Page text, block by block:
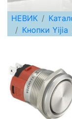
НЕВИК
Кнопки Yijia